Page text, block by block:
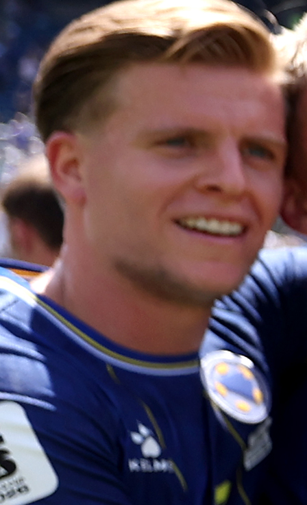
Nakon što je objesio kopačke o klin, Zlatan
ostao u Milanu u kojem je završio igračku karijeru, te
kao desna ruka vlasnika kompanije RedBird
Partners.
Ibrahimović je odrastao u predgrađu švedskog
Otac Šefik mu je s područja Bosne i
majka Jurka je Hrvatica.
Do razvoda između Šefika i majke mu Jurke došlo
Zlatan imao samo dvije godine.
Ibrahimović je tokom godina znao istaknuti
ponosan na ‘ić’ iz svojeg prezimena, kao i da je
tokom godina pratio zbivanja na Balkanu.
“Među mojim prvim sjećanjima kao
Jugoslavija. Vodili su me tamo kao dijete u
vozom. Tamo je u to vrijeme vladao komunizam, bio
drugi svijet u odnosu na Švedsku”, pričao je
u jednom ranijem intervjuu.
Njegov otac šefik je nekad radio kao
kasnije je postao folk pjevač. Najveći hit pod
‘Zlato, Zlatane’ posvetio je sinu Zlatanu. Od oca
Zlatan je naslijedio ljubav prema fudbalu, a
kako nikad nije otkrio za koji klub navija, kako s
bivše Jugoslavije, tako i u izboru silnih velikana
boje branio.